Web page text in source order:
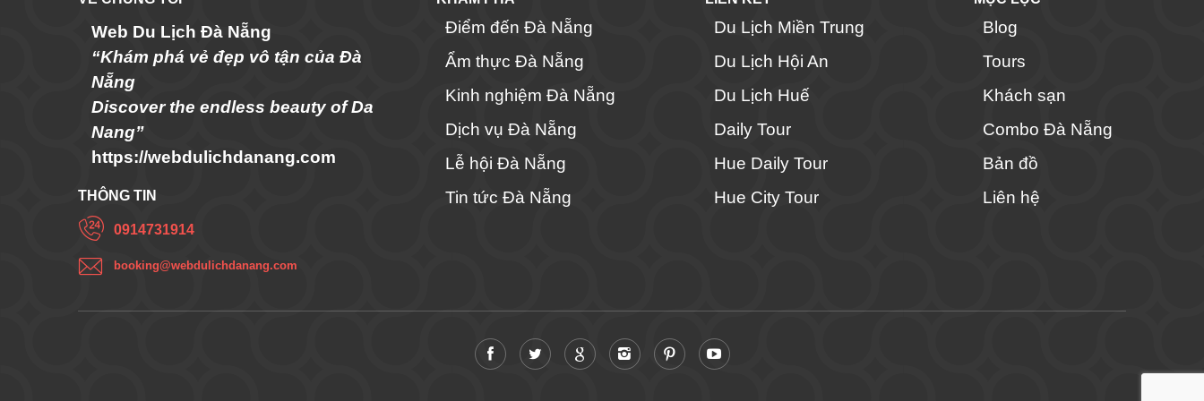
Web Du Lịch Đà Nẵng
“Khám phá vẻ đẹp vô tận của Đà
Nẵng
Discover the endless beauty of Da
Nang”
https://webdulichdanang.com
THÔNG TIN
0914731914
booking@webdulichdanang.com
Điểm đến Đà Nẵng
Ẩm thực Đà Nẵng
Kinh nghiệm Đà Nẵng
Dịch vụ Đà Nẵng
Lễ hội Đà Nẵng
Tin tức Đà Nẵng
Du Lịch Miền Trung
Du Lịch Hội An
Du Lịch Huế
Daily Tour
Hue Daily Tour
Hue City Tour
Blog
Tours
Khách sạn
Combo Đà Nẵng
Bản đồ
Liên hệ